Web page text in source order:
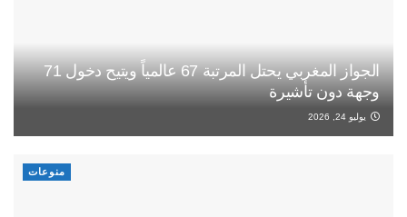
الجواز المغربي يحتل المرتبة 67 عالمياً ويتيح دخول 71
وجهة دون تأشيرة
يوليو 24, 2026
منوعات